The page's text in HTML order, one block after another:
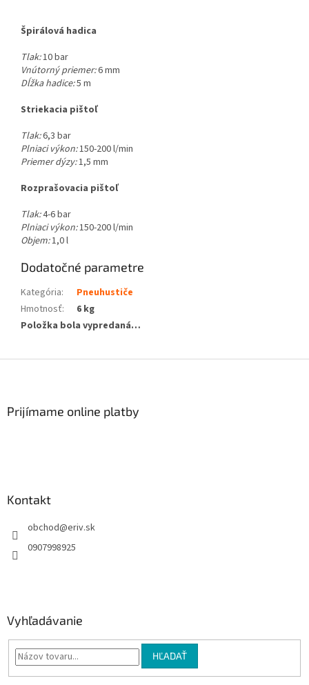
Špirálová hadica
Tlak:10 bar
Vnútorný priemer:6 mm
Dĺžka hadice:5 m
Striekacia pištoľ
Tlak:6,3 bar
Plniaci výkon:150-200 l/min
Priemer dýzy:1,5 mm
Rozprašovacia pištoľ
Tlak:4-6 bar
Plniaci výkon:150-200 l/min
Objem:1,0 l
Dodatočné parametre
Kategória:
Pneuhustiče
Hmotnosť:
6 kg
Položka bola vypredaná…
Prijímame online platby
Kontakt
obchod@eriv.sk
0907998925
Vyhľadávanie
HĽADAŤ